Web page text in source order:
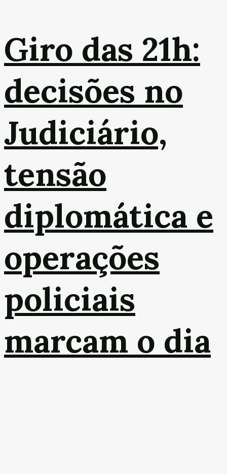
Giro das 21h:
decisões no
Judiciário,
tensão
diplomática e
operações
policiais
marcam o dia